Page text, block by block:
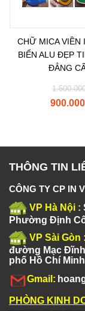
CHỮ MICA VIỀN
BIỂN ALU ĐẸP
ĐẲNG
900.000
THÔNG TIN
CÔNG TY CP IN
VP Hà Nội :
Phường Định
VP Sài Gòn :
đường Mạc
phố Hồ Chí Minh
Gmail:
PHÒNG KINH